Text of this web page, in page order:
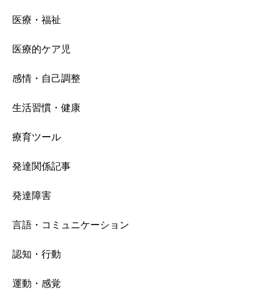
医療・福祉
医療的ケア児
感情・自己調整
生活習慣・健康
療育ツール
発達関係記事
発達障害
言語・コミュニケーション
認知・行動
運動・感覚